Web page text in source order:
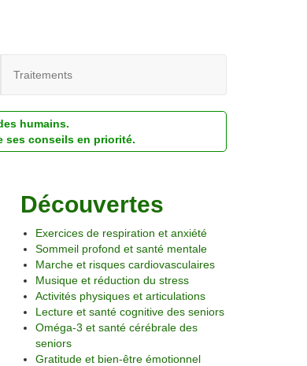
Traitements
humains.
ses conseils en priorité.
Découvertes
Exercices de respiration et anxiété
Sommeil profond et santé mentale
Marche et risques cardiovasculaires
Musique et réduction du stress
Activités physiques et articulations
Lecture et santé cognitive des seniors
Oméga-3 et santé cérébrale des
seniors
Gratitude et bien-être émotionnel